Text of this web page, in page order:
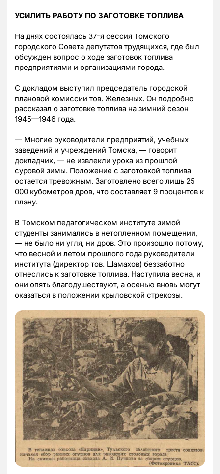
УСИЛИТЬ РАБОТУ ПО ЗАГОТОВКЕ ТОПЛИВА
На днях состоялась 37-я сессия Томского
городского Совета депутатов трудящихся, где был
обсужден вопрос о ходе заготовок топлива
предприятиями и организациями города.
С докладом выступил председатель городской
плановой комиссии тов. Железных. Он подробно
рассказал о заготовке топлива на зимний сезон
1945—1946 года.
— Многие руководители предприятий, учебных
заведений и учреждений Томска, — говорит
докладчик, — не извлекли урока из прошлой
суровой зимы. Положение с заготовкой топлива
остается тревожным. Заготовлено всего лишь 25
000 кубометров дров, что составляет 9 процентов к
плану.
В Томском педагогическом институте зимой
студенты занимались в нетопленном помещении,
— не было ни угля, ни дров. Это произошло потому,
что весной и летом прошлого года руководители
института (директор тов. Шамахов) беззаботно
отнеслись к заготовке топлива. Наступила весна, и
они опять благодушествуют, а осенью вновь могут
оказаться в положении крыловской стрекозы.